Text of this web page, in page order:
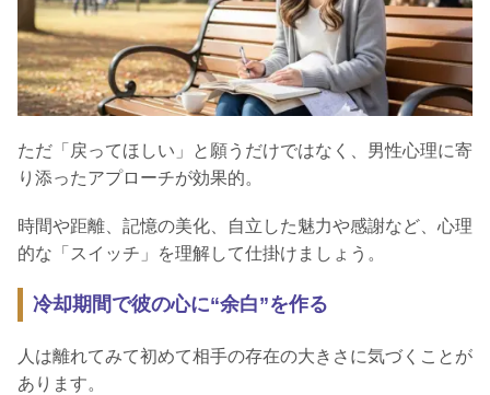
ただ「戻ってほしい」と願うだけではなく、男性心理に寄
り添ったアプローチが効果的。
時間や距離、記憶の美化、自立した魅力や感謝など、心理
的な「スイッチ」を理解して仕掛けましょう。
冷却期間で彼の心に“余白”を作る
人は離れてみて初めて相手の存在の大きさに気づくことが
あります。